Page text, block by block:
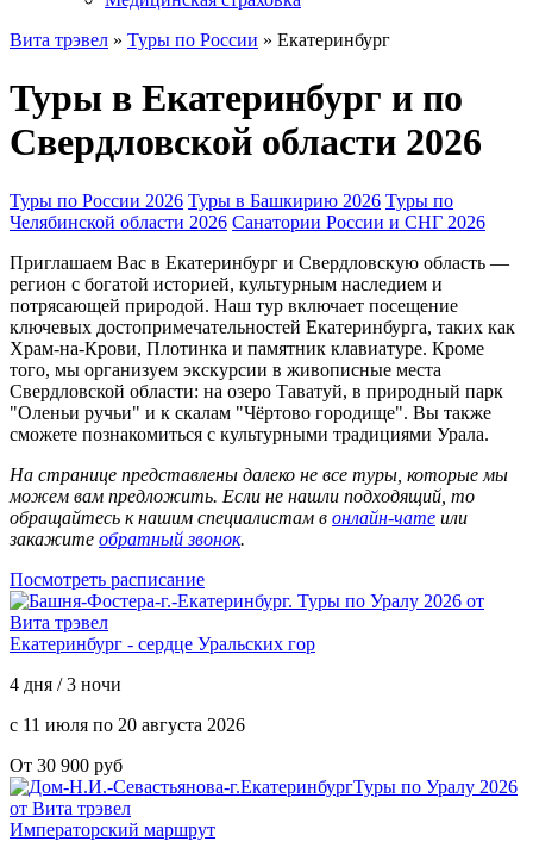
Вита трэвел » Туры по России » Екатеринбург
Туры в Екатеринбург и по
Свердловской области 2026
Туры по России 2026 Туры в Башкирию 2026 Туры по
Челябинской области 2026 Cанатории России и СНГ 2026
Приглашаем Вас в Екатеринбург и Свердловскую область —
регион с богатой историей, культурным наследием и
потрясающей природой. Наш тур включает посещение
ключевых достопримечательностей Екатеринбурга, таких как
Храм-на-Крови, Плотинка и памятник клавиатуре. Кроме
того, мы организуем экскурсии в живописные места
Свердловской области: на озеро Таватуй, в природный парк
"Оленьи ручьи" и к скалам "Чёртово городище". Вы также
сможете познакомиться с культурными традициями Урала.
На странице представлены далеко не все туры, которые мы
можем вам предложить. Если не нашли подходящий, то
обращайтесь к нашим специалистам в онлайн-чате или
закажите обратный звонок.
Посмотреть расписание
Екатеринбург - сердце Уральских гор
4 дня / 3 ночи
с 11 июля по 20 августа 2026
От 30 900 руб
Императорский маршрут